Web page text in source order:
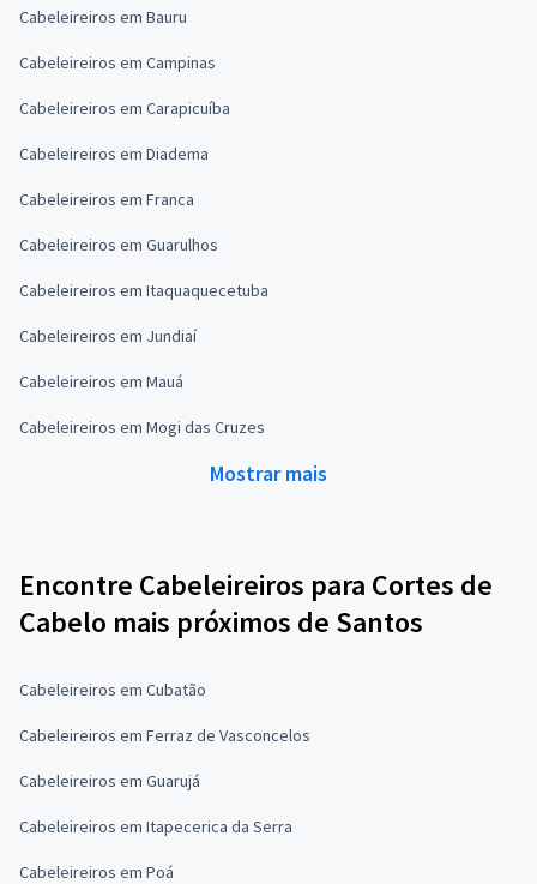
Cabeleireiros em Bauru
Cabeleireiros em Campinas
Cabeleireiros em Carapicuíba
Cabeleireiros em Diadema
Cabeleireiros em Franca
Cabeleireiros em Guarulhos
Cabeleireiros em Itaquaquecetuba
Cabeleireiros em Jundiaí
Cabeleireiros em Mauá
Cabeleireiros em Mogi das Cruzes
Mostrar mais
Encontre Cabeleireiros para Cortes de
Cabelo mais próximos de Santos
Cabeleireiros em Cubatão
Cabeleireiros em Ferraz de Vasconcelos
Cabeleireiros em Guarujá
Cabeleireiros em Itapecerica da Serra
Cabeleireiros em Poá